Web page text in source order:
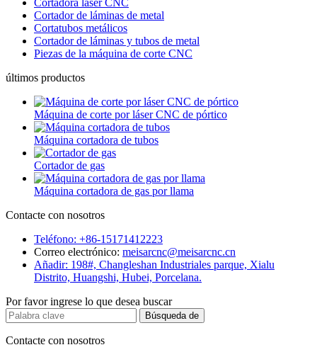
Cortador de láminas de metal
Cortatubos metálicos
Cortador de láminas y tubos de metal
Piezas de la máquina de corte CNC
últimos productos
Máquina de corte por láser CNC de pórtico
Máquina cortadora de tubos
Cortador de gas
Máquina cortadora de gas por llama
Contacte con nosotros
Teléfono: +86-15171412223
Correo electrónico: meisarcnc@meisarcnc.cn
Añadir: 198#, Changleshan Industriales parque, Xialu
Distrito, Huangshi, Hubei, Porcelana.
Por favor ingrese lo que desea buscar
Contacte con nosotros